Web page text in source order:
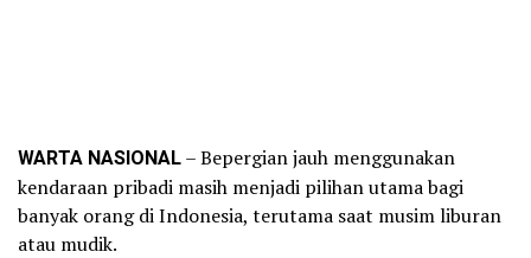
WARTA NASIONAL– Bepergian jauh menggunakan
kendaraan pribadi masih menjadi pilihan utama bagi
banyak orang di Indonesia, terutama saat musim liburan
atau mudik.